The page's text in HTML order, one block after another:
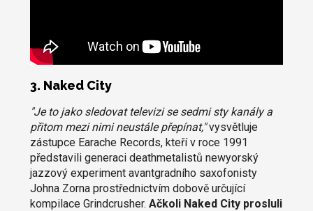
3. Naked City
"Je to jako sledovat televizi se sedmi sty kanály a
přitom mezi nimi neustále přepínat,"vysvětluje
zástupce Earache Records, kteří v roce 1991
představili generaci deathmetalistů newyorský
jazzový experiment avantgradního saxofonisty
Johna Zorna prostřednictvím dobově určující
kompilace Grindcrusher. Ačkoli Naked City prosluli